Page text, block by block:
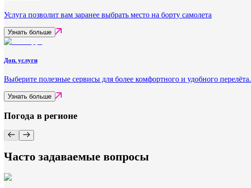
Услуга позволит вам заранее выбрать место на борту самолета
Узнать больше
Доп. услуги
Выберите полезные сервисы для более комфортного и удобного перелёта.
Узнать больше
Погода в регионе
Часто задаваемые вопросы